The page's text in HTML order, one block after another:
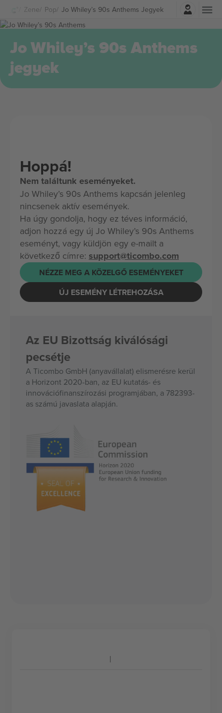
Zene Pop Jo Whiley’s 90s Anthems Jegyek
Belépés
Jo Whiley’s 90s Anthems
jegyek
Hoppá!
Nem találtunk eseményeket.
Jo Whiley’s 90s Anthems kapcsán jelenleg
nincsenek aktív események.
Ha úgy gondolja, hogy ez téves információ,
adjon hozzá egy új Jo Whiley’s 90s Anthems
eseményt, vagy küldjön egy e-mailt a
következő címre: support@ticombo.com
NÉZZE MEG A KÖZELGŐ ESEMÉNYEKET
ÚJ ESEMÉNY LÉTREHOZÁSA
Az EU Bizottság kiválósági
pecsétje
A Ticombo GmbH (anyavállalat) elismerésre kerül
a Horizont 2020-ban, az EU kutatás- és
innovációfinanszírozási programjában, a 782393-
as számú javaslata alapján.